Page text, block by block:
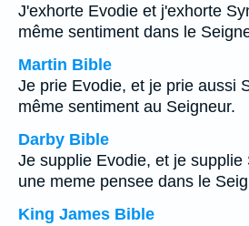
J'exhorte Evodie et j'exhorte
même sentiment dans le
Martin Bible
Je prie Evodie, et je prie aussi
même sentiment au Seigneur.
Darby Bible
Je supplie Evodie, et je supplie
une meme pensee dans le
King James Bible